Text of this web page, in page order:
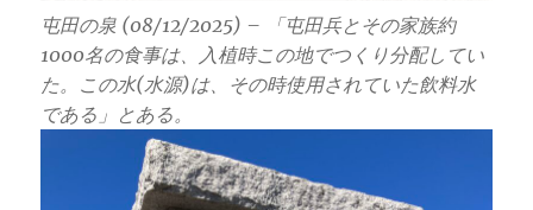
屯田の泉 (08/12/2025) – 「屯田兵とその家族約
1000名の食事は、入植時この地でつくり分配してい
た。この水(水源)は、その時使用されていた飲料水
である」とある。